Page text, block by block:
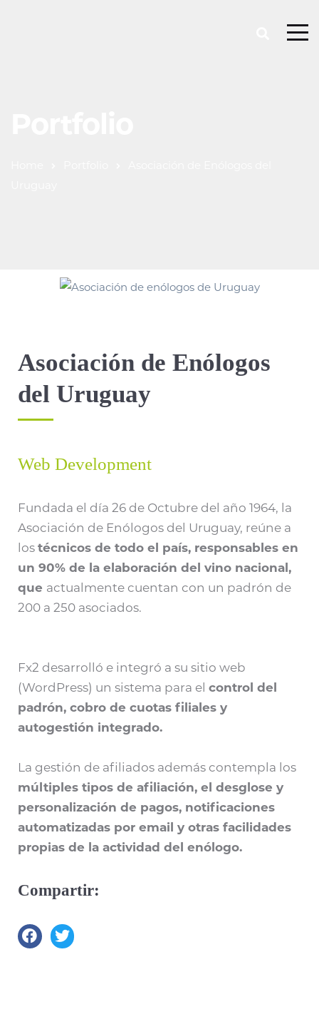
Asociación de Enólogos
del Uruguay
Web Development
Fundada el día 26 de Octubre del año 1964, la
Asociación de Enólogos del Uruguay, reúne a
los técnicos de todo el país, responsables en
un 90% de la elaboración del vino nacional,
que actualmente cuentan con un padrón de
200 a 250 asociados.
Fx2 desarrolló e integró a su sitio web
(WordPress) un sistema para el control del
padrón, cobro de cuotas filiales y
autogestión integrado.
La gestión de afiliados además contempla los
múltiples tipos de afiliación, el desglose y
personalización de pagos, notificaciones
automatizadas por email y otras facilidades
propias de la actividad del enólogo.
Compartir: